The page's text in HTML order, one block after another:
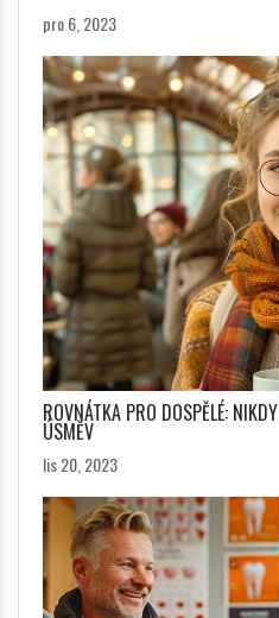
pro 6, 2023
ROVNÁTKA PRO DOSPĚLÉ:
ÚSMĚV
lis 20, 2023